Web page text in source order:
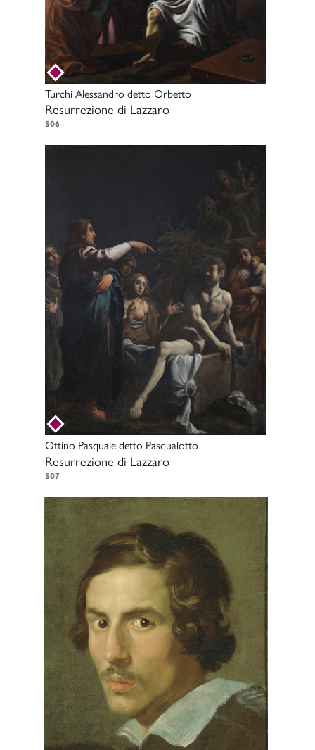
Turchi Alessandro detto Orbetto
Resurrezione di Lazzaro
506
Ottino Pasquale detto Pasqualotto
Resurrezione di Lazzaro
507